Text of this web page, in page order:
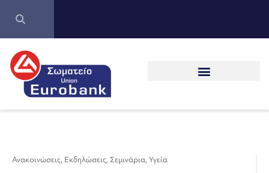
Ανακοινώσεις, Εκδηλώσεις, Σεμινάρια, Υγεία